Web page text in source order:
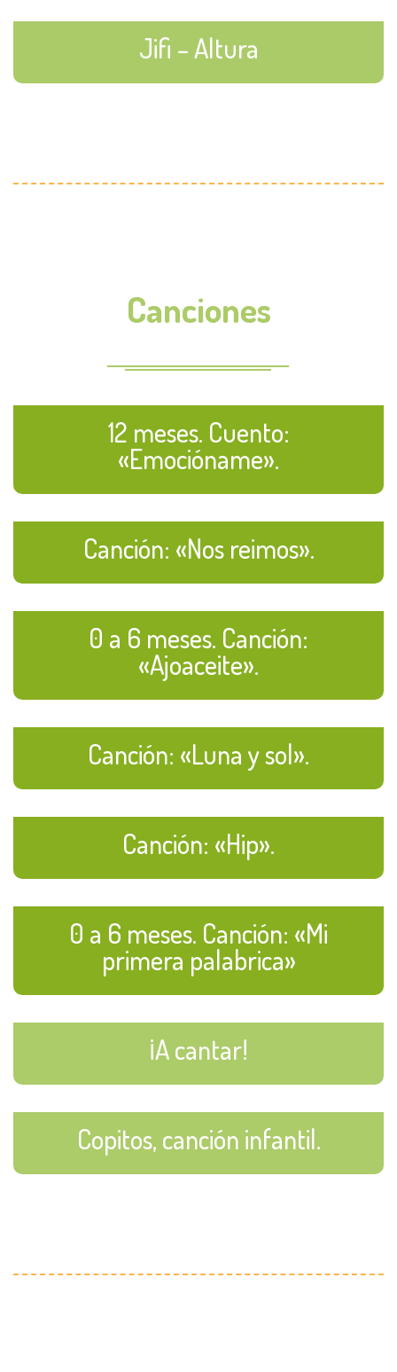
Jifi – Altura
Canciones
12 meses. Cuento:
«Emocióname».
Canción: «Nos reimos».
0 a 6 meses. Canción:
«Ajoaceite».
Canción: «Luna y sol».
Canción: «Hip».
0 a 6 meses. Canción: «Mi
primera palabrica»
¡A cantar!
Copitos, canción infantil.